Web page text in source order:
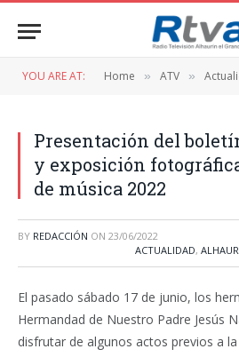
YOU ARE AT: Home » ATV »
Presentación del
y exposición
de música 2022
BY REDACCIÓN ON 23/06/2022
ACTUALIDAD,
El pasado sábado 17 de junio, los
Hermandad de Nuestro Padre Jesús
disfrutar de algunos actos previos a